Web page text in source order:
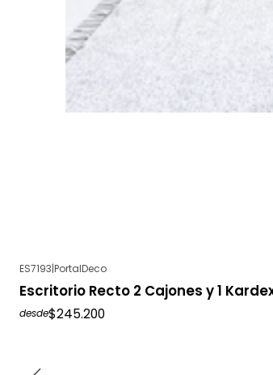
ES7193|PortalDeco
Escritorio Recto 2 Cajones y 1
desde$245.200